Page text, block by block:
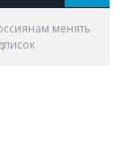
менять